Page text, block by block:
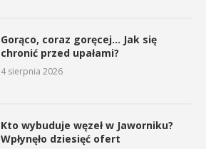
Gorąco, coraz goręcej… Jak się
chronić przed upałami?
4 sierpnia 2026
Kto wybuduje węzeł w Jaworniku?
Wpłynęło dziesięć ofert